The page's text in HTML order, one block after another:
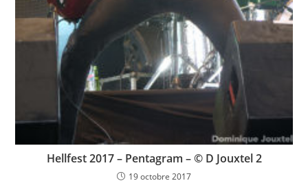
Hellfest 2017 – Pentagram – © D Jouxtel 2
19 octobre 2017